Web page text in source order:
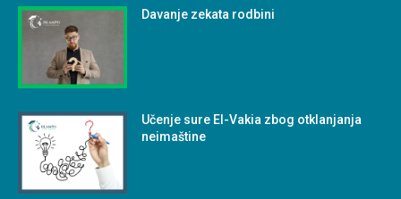
Davanje zekata rodbini
Učenje sure El-Vakia zbog otklanjanja
neimaštine